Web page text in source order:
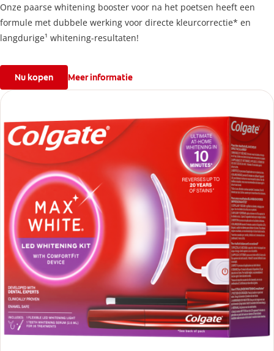
Onze paarse whitening booster voor na het poetsen heeft een
formule met dubbele werking voor directe kleurcorrectie* en
langdurige¹ whitening-resultaten!
Nu kopen Meer informatie